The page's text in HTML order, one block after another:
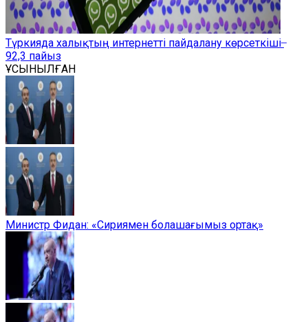
Түркияда халықтың интернетті пайдалану көрсеткіші ̶
92,3 пайыз
ҰСЫНЫЛҒАН
Министр Фидан: «Сириямен болашағымыз ортақ»